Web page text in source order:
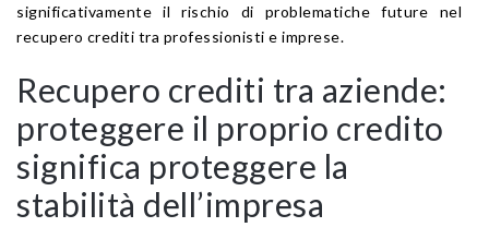
significativamente il rischio di problematiche future nel
recupero crediti tra professionisti e imprese.
Recupero crediti tra aziende:
proteggere il proprio credito
significa proteggere la
stabilità dell’impresa